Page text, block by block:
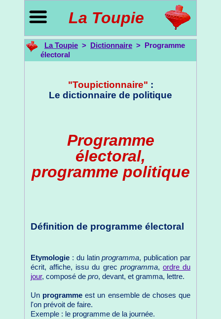
La Toupie
La Toupie > Dictionnaire > Programme
électoral
"Toupictionnaire" :
Le dictionnaire de politique
Programme
électoral,
programme politique
Définition de programme électoral
Etymologie : du latinprogramma, publication par
écrit, affiche, issu du grec programma, ordre du
jour, composé de pro, devant, et gramma, lettre.
Un programme est un ensemble de choses que
l'on prévoit de faire.
Exemple : le programme de la journée.